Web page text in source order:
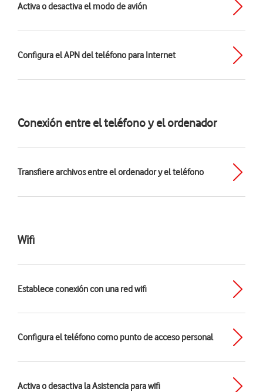
Activa o desactiva el modo de avión
Configura el APN del teléfono para Internet
Conexión entre el teléfono y el ordenador
Transfiere archivos entre el ordenador y el teléfono
Wifi
Establece conexión con una red wifi
Configura el teléfono como punto de acceso personal
Activa o desactiva la Asistencia para wifi